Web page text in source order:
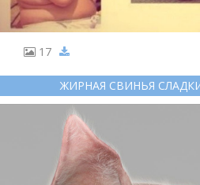
17
ЖИРНАЯ СВИНЬЯ